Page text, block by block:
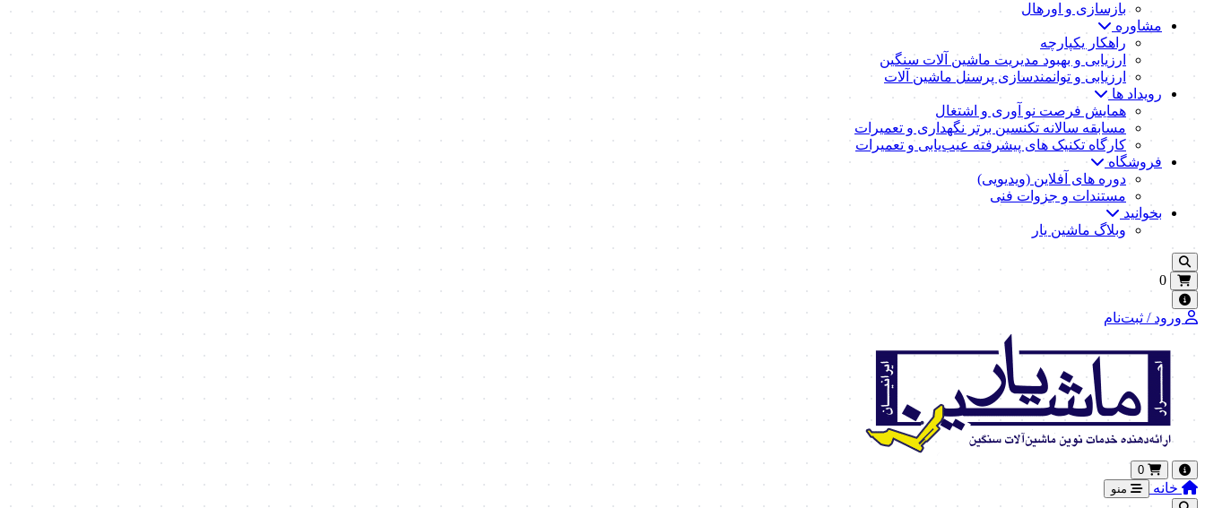
بازسازی و اورهال
مشاوره
راهکار یکپارچه
ارزیابی و بهبود مدیریت ماشین آلات سنگین
ارزیابی و توانمندسازی پرسنل ماشین آلات
رویداد ها
همایش فرصت نو آوری و اشتغال
مسابقه سالانه تکنسین برتر نگهداری و تعمیرات
کارگاه تکنیک‌ های پیشرفته عیب‌یابی و تعمیرات
فروشگاه
دوره های آفلاین (ویدیویی)
مستندات و جزوات فنی
بخوانید
وبلاگ ماشین یار
0
ورود / ثبت‌نام
0
خانه منو